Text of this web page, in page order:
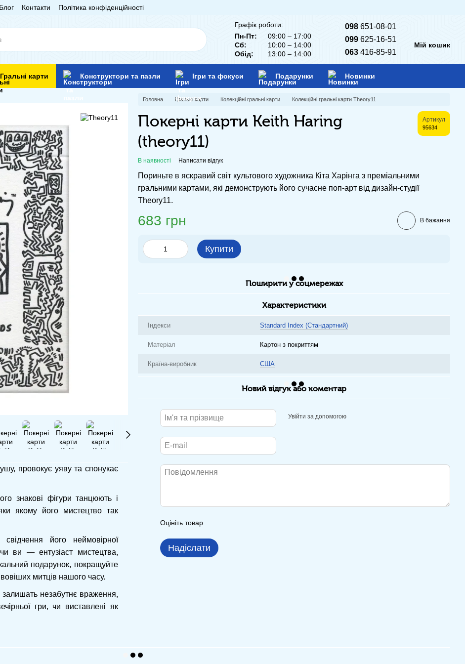
Блог Контакти Політика конфіденційності
Графік роботи:
Пн-Пт:
09:00 – 17:00
Сб:
10:00 – 14:00
Обід:
13:00 – 14:00
098 651-08-01
099 625-16-51
063 416-85-91
Мій кошик
Гральні карти Конструктори та пазли Ігри та фокуси Подарунки Новинки
провокує уяву та спонукає
знакові фігури танцюють і
якому його мистецтво так
його неймовірної
ви — ентузіаст мистецтва,
подарунок, покращуйте
митців нашого часу.
залишать незабутнє враження,
гри, чи виставлені як
Головна Гральні карти Колекційні гральні карти Колекційні гральні карти Theory11
Покерні карти Keith Haring
(theory11)
Артикул
95634
В наявності Написати відгук
Пориньте в яскравий світ культового художника Кіта Харінга з преміальними
гральними картами, які демонструють його сучасне поп-арт від дизайн-студії
Theory11.
683 грн В бажання
Купити
Поширити у соцмережах
Характеристики
Індекси Standard Index (Стандартний)
Матеріал Картон з покриттям
Країна-виробник США
Новий відгук або коментар
Увійти за допомогою
Оцініть товар
Надіслати